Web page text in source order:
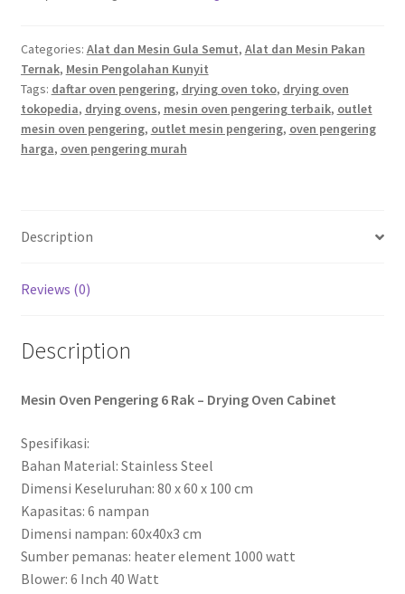
Categories: Alat dan Mesin Gula Semut, Alat dan Mesin Pakan
Ternak, Mesin Pengolahan Kunyit
Tags: daftar oven pengering, drying oven toko, drying oven
tokopedia, drying ovens, mesin oven pengering terbaik, outlet
mesin oven pengering, outlet mesin pengering, oven pengering
harga, oven pengering murah
Description
Reviews (0)
Description
Mesin Oven Pengering 6 Rak – Drying Oven Cabinet
Spesifikasi:
Bahan Material: Stainless Steel
Dimensi Keseluruhan: 80 x 60 x 100 cm
Kapasitas: 6 nampan
Dimensi nampan: 60x40x3 cm
Sumber pemanas: heater element 1000 watt
Blower: 6 Inch 40 Watt